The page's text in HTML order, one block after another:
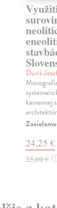
Ďuriš
kamennej
24,25 €
25,00 € ?